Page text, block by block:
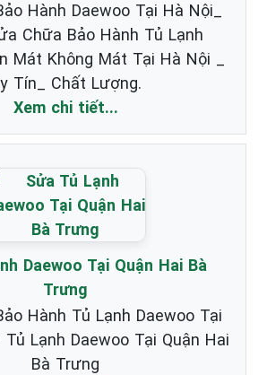
Hành Daewoo Tại Hà Nội_
Chữa Bảo Hành Tủ Lạnh
Mát Không Mát Tại Hà Nội _
Tín_ Chất Lượng.
Xem chi tiết...
Daewoo Tại Quận Hai Bà
Trưng
Hành Tủ Lạnh Daewoo Tại
Lạnh Daewoo Tại Quận Hai
Bà Trưng